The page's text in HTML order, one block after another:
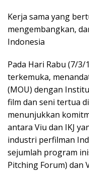
Kerja sama yang
mengembangkan,
Indonesia
Pada Hari Rabu (7/3/
terkemuka,
(MOU) dengan
film dan seni tertua
menunjukkan
antara Viu dan IKJ
industri perfilman
sejumlah program
Pitching Forum) dan